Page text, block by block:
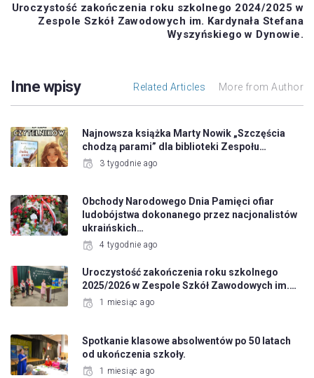
Uroczystość zakończenia roku szkolnego 2024/2025 w
Zespole Szkół Zawodowych im. Kardynała Stefana
Wyszyńskiego w Dynowie.
Inne wpisy Related Articles More from Author
Najnowsza książka Marty Nowik „Szczęścia
chodzą parami” dla biblioteki Zespołu…
3 tygodnie ago
Obchody Narodowego Dnia Pamięci ofiar
ludobójstwa dokonanego przez nacjonalistów
ukraińskich…
4 tygodnie ago
Uroczystość zakończenia roku szkolnego
2025/2026 w Zespole Szkół Zawodowych im.…
1 miesiąc ago
Spotkanie klasowe absolwentów po 50 latach
od ukończenia szkoły.
1 miesiąc ago